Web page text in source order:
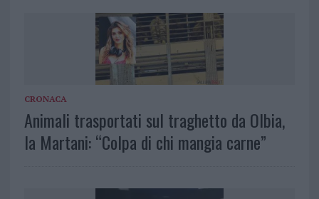
CRONACA
Animali trasportati sul traghetto da Olbia,
la Martani: “Colpa di chi mangia carne”